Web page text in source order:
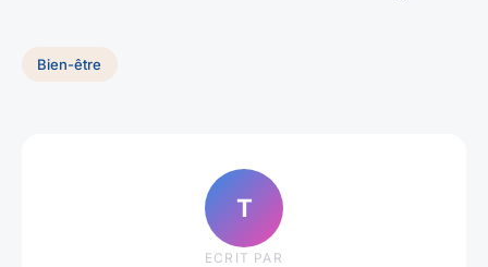
Bien-être
T
ECRIT PAR